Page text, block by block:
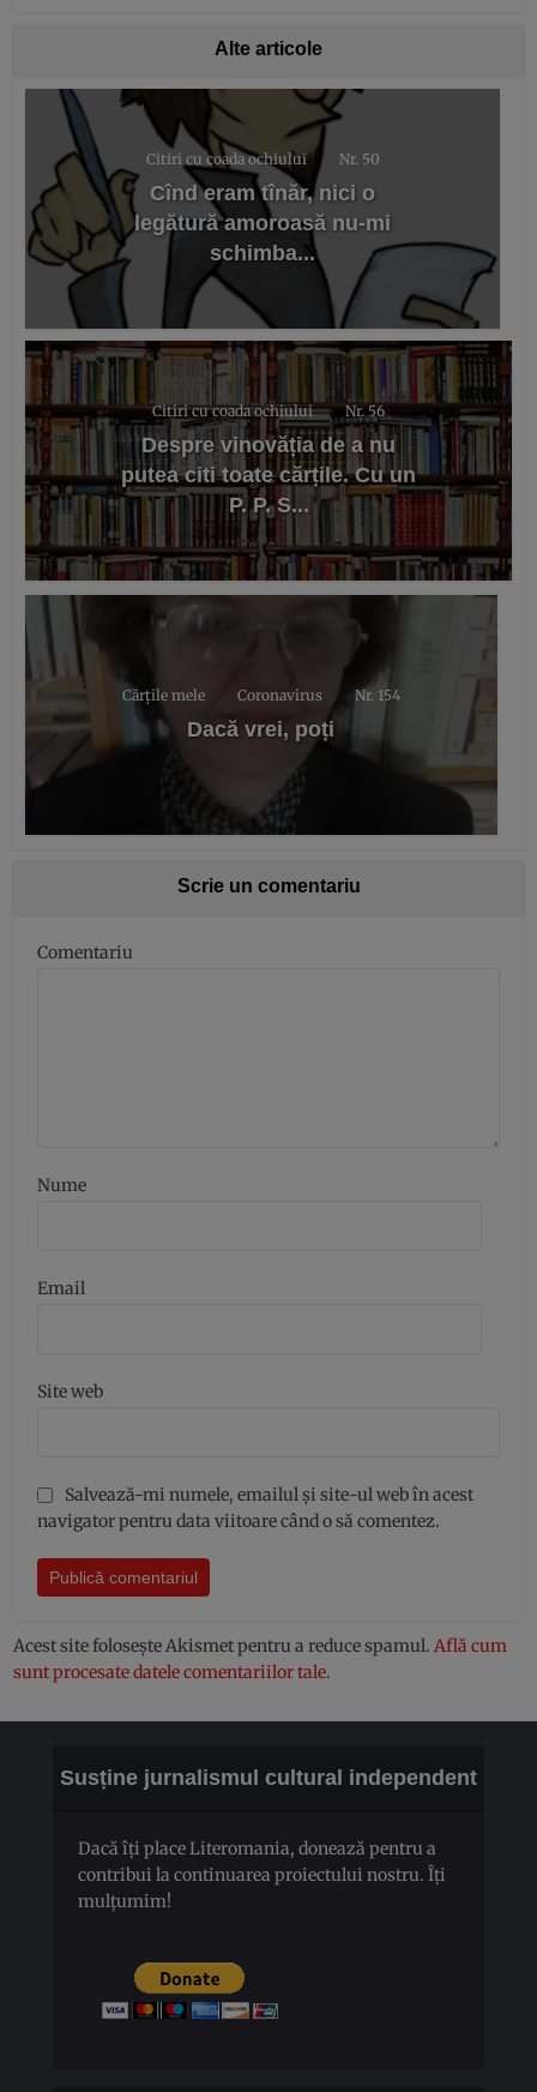
Alte articole
Citiri cu coada ochiului Nr. 50
Cînd eram tînăr, nici o
legătură amoroasă nu-mi
schimba...
Citiri cu coada ochiului Nr. 56
Despre vinovăția de a nu
putea citi toate cărțile. Cu un
P. P. S...
Cărțile mele Coronavirus Nr. 154
Dacă vrei, poți
Scrie un comentariu
Comentariu
Nume
Email
Site web
Salvează-mi numele, emailul și site-ul web în acest
navigator pentru data viitoare când o să comentez.
Acest site folosește Akismet pentru a reduce spamul.Află cum
sunt procesate datele comentariilor tale.
Susține jurnalismul cultural independent
Dacă îți place Literomania, donează pentru a
contribui la continuarea proiectului nostru. Îți
mulțumim!